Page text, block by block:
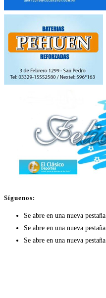
Síguenos:
Se abre en una nueva pestaña
Se abre en una nueva pestaña
Se abre en una nueva pestaña